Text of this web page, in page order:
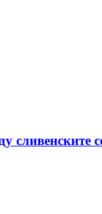
сливенските